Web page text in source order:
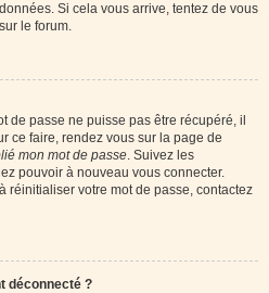
Si cela vous arrive, tentez de vous
le forum.
de passe ne puisse pas être récupéré, il
ce faire, rendez vous sur la page de
mon mot de passe. Suivez les
pouvoir à nouveau vous connecter.
réinitialiser votre mot de passe, contactez
déconnecté ?